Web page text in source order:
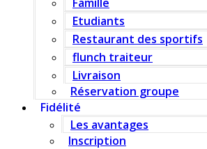
Etudiants
Restaurant des sportifs
flunch traiteur
Livraison
Réservation groupe
Fidélité
Les avantages
Inscription